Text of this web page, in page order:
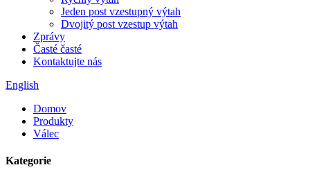
Jeden post vzestupný výtah
Dvojitý post vzestup výtah
Zprávy
Časté časté
Kontaktujte nás
English
Domov
Produkty
Válec
Kategorie